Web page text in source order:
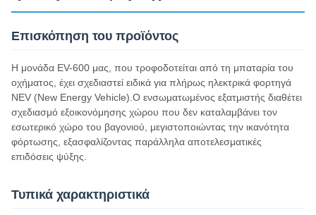
Επισκόπηση του προϊόντος
Η μονάδα EV-600 μας, που τροφοδοτείται από τη μπαταρία του
οχήματος, έχει σχεδιαστεί ειδικά για πλήρως ηλεκτρικά φορτηγά
NEV (New Energy Vehicle).Ο ενσωματωμένος εξατμιστής διαθέτει
σχεδιασμό εξοικονόμησης χώρου που δεν καταλαμβάνει τον
εσωτερικό χώρο του βαγονιού, μεγιστοποιώντας την ικανότητα
φόρτωσης, εξασφαλίζοντας παράλληλα αποτελεσματικές
επιδόσεις ψύξης.
Τυπικά χαρακτηριστικά